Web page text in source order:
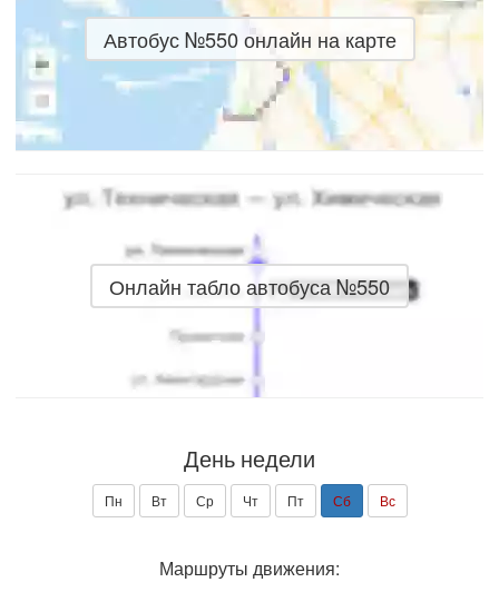
Автобус №550 онлайн на карте
Онлайн табло автобуса №550
День недели
Пн Вт Ср Чт Пт Сб Вс
Маршруты движения: